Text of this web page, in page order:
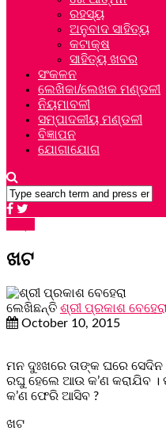
ରହସ୍ୟ
ଅନୁବାଦ ସାହିତ୍ୟ
କଟାକ୍ଷ
ସାହିତ୍ୟ ଖବର
ସଂକଳନ
ଲେଖିକା/ଲେଖକ ମଣ୍ଡଳୀ
ନିୟମାବଳୀ
ସମ୍ପାଦକୀୟ ମଣ୍ଡଳୀ
ବିଜ୍ଞାପନ
ଯୋଗାଯୋଗ
ଖଟ
ଲେଖିଛନ୍ତି ଶ୍ରୀ ପ୍ରକାଶ ବେହେରା
October 10, 2015
ମନ ଦୁଃଖରେ ତାଙ୍କ ଘରେ ସେଦିନ
ରଘୁ ହେଲେ ଆଉ କ’ଣ କରାଯିବ ।
କ’ଣ ଫେରି ଆସିବ ?
ଖଟ